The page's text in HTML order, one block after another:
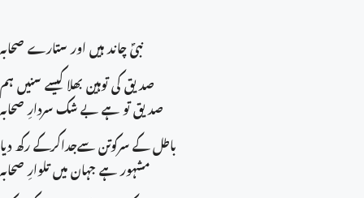
نبیؐ چاند ہیں اور ستارے صحابہ
صدیق کی توہین بھلا کیسے سنیں ہم
صدیق تو ہے بے شک سردارِ صحابہ
باطل کے سرکوتن سےجداکرکے رکھ دیا
مشہور ہے جہان میں تلوارِ صحابہ